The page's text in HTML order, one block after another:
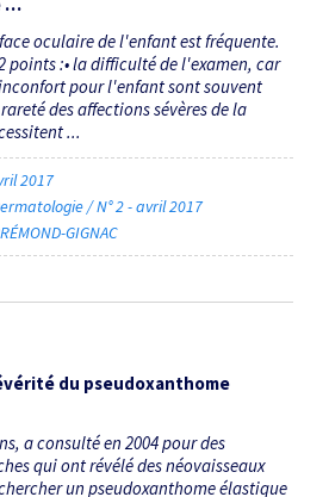
oculaire de l'enfant est fréquente.
points :• la difficulté de l'examen, car
pour l'enfant sont souvent
des affections sévères de la
...
2017
/ N° 2 - avril 2017
GIGNAC
du pseudoxanthome
a consulté en 2004 pour des
qui ont révélé des néovaisseaux
un pseudoxanthome élastique